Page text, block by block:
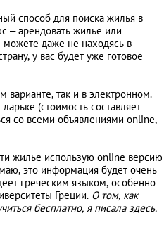
способ для поиска жилья в
– арендовать жилье или
можете даже не находясь в
у вас будет уже готовое
варианте, так и в электронном.
(стоимость составляет
со всеми объявлениями online,
жилье использую online версию
это информация будет очень
греческим языком, особенно
Греции. О том, как
бесплатно, я писала здесь.